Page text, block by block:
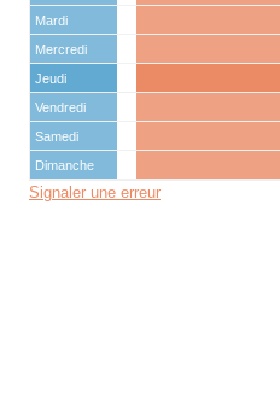
Mardi
Mercredi
Jeudi
Vendredi
Samedi
Dimanche
Signaler une erreur